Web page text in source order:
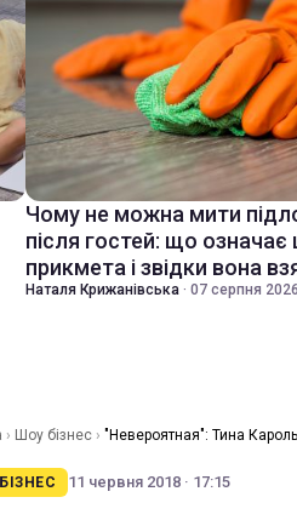
Чому не можна мити
після гостей: що означає
прикмета і звідки вона
Наталя Крижанівська · 07 серпня
› Шоу бізнес › "Невероятная": Тина
11 червня 2018 · 17:15